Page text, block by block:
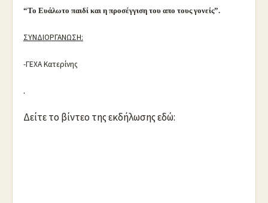
“Το Ευάλωτο παιδί και η προσέγγιση του απο τους γονείς”.
ΣΥΝΔΙΟΡΓΑΝΩΣΗ:
-ΓΕΧΑ Κατερίνης
.
Δείτε το βίντεο της εκδήλωσης εδώ: